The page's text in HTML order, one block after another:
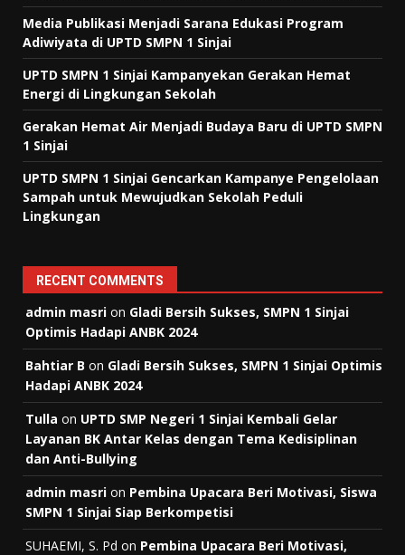
Media Publikasi Menjadi Sarana Edukasi Program
Adiwiyata di UPTD SMPN 1 Sinjai
UPTD SMPN 1 Sinjai Kampanyekan Gerakan Hemat
Energi di Lingkungan Sekolah
Gerakan Hemat Air Menjadi Budaya Baru di UPTD SMPN
1 Sinjai
UPTD SMPN 1 Sinjai Gencarkan Kampanye Pengelolaan
Sampah untuk Mewujudkan Sekolah Peduli
Lingkungan
RECENT COMMENTS
admin masri on Gladi Bersih Sukses, SMPN 1 Sinjai
Optimis Hadapi ANBK 2024
Bahtiar B on Gladi Bersih Sukses, SMPN 1 Sinjai Optimis
Hadapi ANBK 2024
Tulla on UPTD SMP Negeri 1 Sinjai Kembali Gelar
Layanan BK Antar Kelas dengan Tema Kedisiplinan
dan Anti-Bullying
admin masri on Pembina Upacara Beri Motivasi, Siswa
SMPN 1 Sinjai Siap Berkompetisi
SUHAEMI, S. Pd on Pembina Upacara Beri Motivasi,